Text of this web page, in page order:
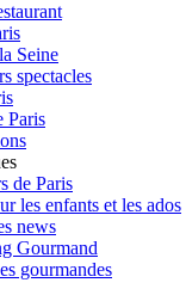
Seine
spectacles
Paris
de Paris
les enfants et les ados
news
Gourmand
gourmandes